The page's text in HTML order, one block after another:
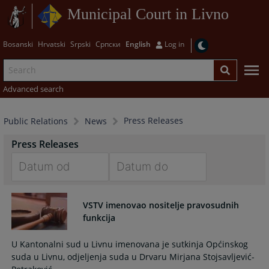
Municipal Court in Livno
Bosanski Hrvatski Srpski Српски English Log in
Advanced search
Public Relations News Press Releases
Press Releases
forward
to
interact
with
the
calendar
to
interact
with
the
VSTV imenovao nositelje pravosudnih
funkcija
U Kantonalni sud u Livnu imenovana je sutkinja Općinskog
suda u Livnu, odjeljenja suda u Drvaru Mirjana Stojsavljević-